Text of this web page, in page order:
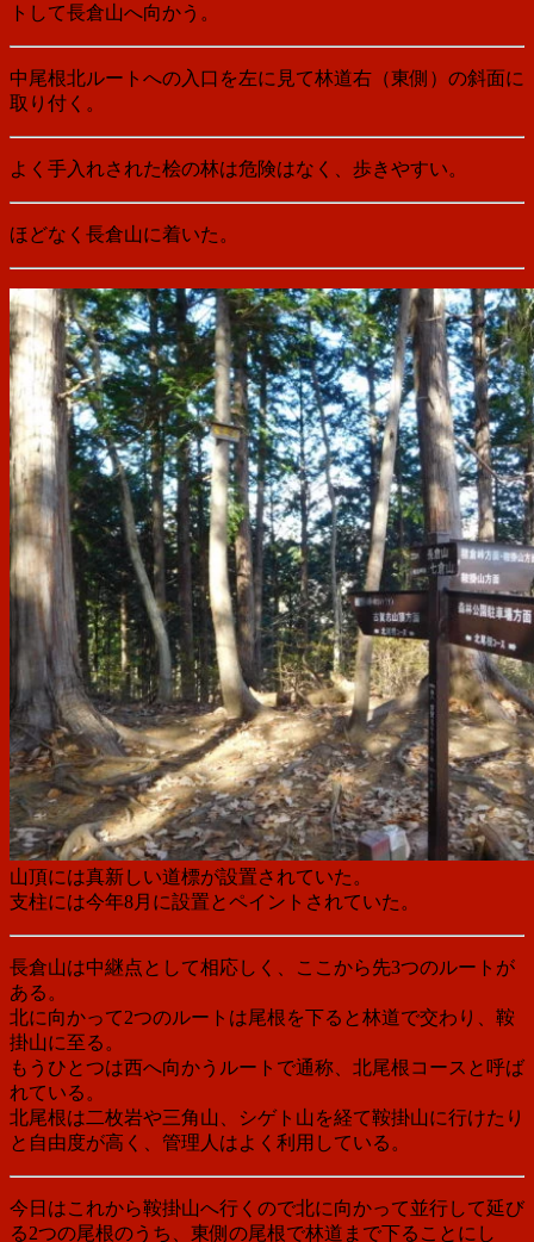
トして長倉山へ向かう。
中尾根北ルートへの入口を左に見て林道右（東側）の斜面に
取り付く。
よく手入れされた桧の林は危険はなく、歩きやすい。
ほどなく長倉山に着いた。
山頂には真新しい道標が設置されていた。
支柱には今年8月に設置とペイントされていた。
長倉山は中継点として相応しく、ここから先3つのルートが
ある。
北に向かって2つのルートは尾根を下ると林道で交わり、鞍
掛山に至る。
もうひとつは西へ向かうルートで通称、北尾根コースと呼ば
れている。
北尾根は二枚岩や三角山、シゲト山を経て鞍掛山に行けたり
と自由度が高く、管理人はよく利用している。
今日はこれから鞍掛山へ行くので北に向かって並行して延び
る2つの尾根のうち、東側の尾根で林道まで下ることにし